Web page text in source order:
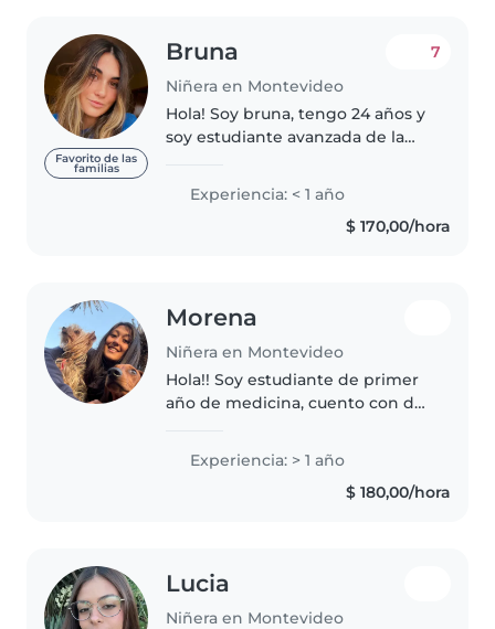
Favorito de las
familias
Bruna
Niñera en Montevideo
7
Hola! Soy bruna, tengo 24 años y
soy estudiante avanzada de la
pasión por los niños y me llevo
muy bien con ellos, tengo 4
sobrinas y me encanta pasar..
Experiencia: < 1 año
$ 170,00/hora
Morena
Niñera en Montevideo
Hola!! Soy estudiante de primer
año de medicina, cuento con dos
padecen de autismo y gracias a
ellos me di cuenta lo mucho que
me gusta tratar con peques..
Experiencia: > 1 año
$ 180,00/hora
Lucia
Niñera en Montevideo